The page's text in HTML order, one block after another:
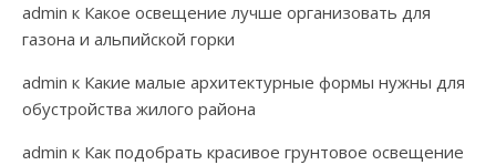
admin к Какое освещение лучше организовать для
газона и альпийской горки
admin к Какие малые архитектурные формы нужны для
обустройства жилого района
admin к Как подобрать красивое грунтовое освещение